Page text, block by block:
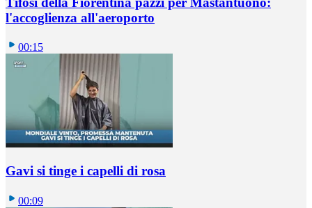
l'accoglienza all'aeroporto
00:15
Gavi si tinge i capelli di rosa
00:09